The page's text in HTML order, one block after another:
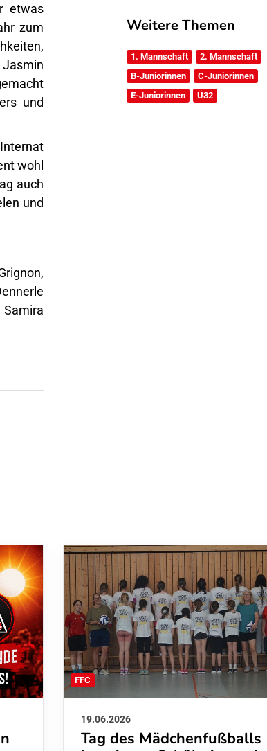
etwas
zum
und
wohl
auch
und
Weitere Themen
1. Mannschaft
2. Mannschaft
B-Juniorinnen
C-Juniorinnen
E-Juniorinnen
Ü32
FFC
19.06.2026
Tag des Mädchenfußballs